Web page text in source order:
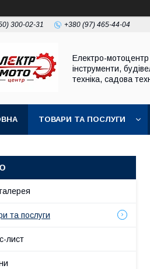
300-02-31 +380 (97) 465-44-04
Електро-мотоцентр
інструменти,
техніка, садова
ТОВАРИ ТА ПОСЛУГИ
та послуги
лист